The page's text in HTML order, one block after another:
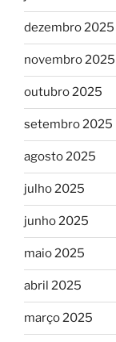
dezembro 2025
novembro 2025
outubro 2025
setembro 2025
agosto 2025
julho 2025
junho 2025
maio 2025
abril 2025
março 2025